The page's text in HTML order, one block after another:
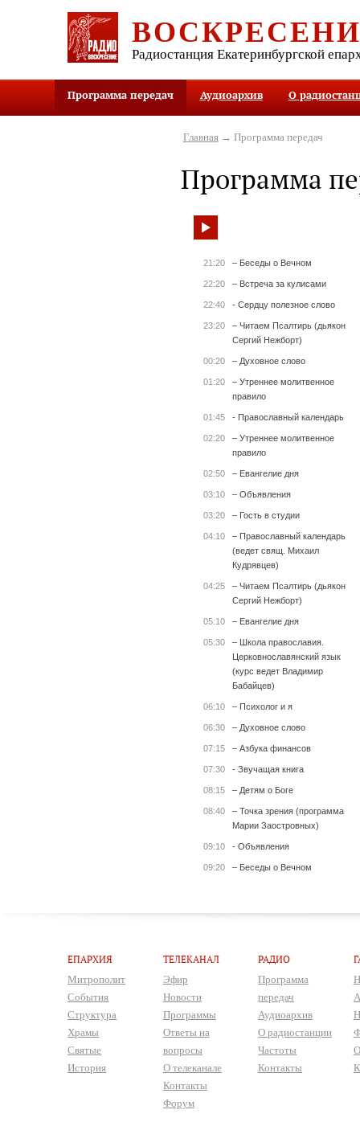
Радиостанция Екатеринбургской
Программа передач Аудиоархив О
Главная→ Программа передач
Программа
21:20 – Беседы о Вечном
22:20 – Встреча за кулисами
22:40 - Сердцу полезное слово
23:20
– Читаем Псалтирь (дьякон
Сергий Нежборт)
00:20 – Духовное слово
01:20
– Утреннее молитвенное
правило
01:45 - Православный календарь
02:20
– Утреннее молитвенное
правило
02:50 – Евангелие дня
03:10 – Объявления
03:20 – Гость в студии
04:10
– Православный календарь
(ведет свящ. Михаил
Кудрявцев)
04:25
– Читаем Псалтирь (дьякон
Сергий Нежборт)
05:10 – Евангелие дня
05:30
– Школа православия.
Церковнославянский язык
(курс ведет Владимир
Бабайцев)
06:10 – Психолог и я
06:30 – Духовное слово
07:15 – Азбука финансов
07:30 - Звучащая книга
08:15 – Детям о Боге
08:40
– Точка зрения (программа
Марии Заостровных)
09:10 - Объявления
09:20 – Беседы о Вечном
ЕПАРХИЯ
Митрополит
События
Структура
Храмы
Святые
История
ТЕЛЕКАНАЛ
Эфир
Новости
Программы
Ответы на
вопросы
О телеканале
Контакты
Форум
РАДИО
Программа
передач
Аудиоархив
О радиостанции
Частоты
Контакты